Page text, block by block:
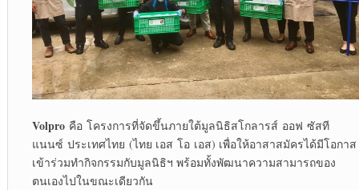
Volproคือ โครงการที่จัดขึ้นภายใต้มูลนิธิสโกลารส์ ออฟ ซัสที
แนนซ์ ประเทศไทย (ไทย เอส โอ เอส) เพื่อให้อาสาสมัครได้มีโอกาส
เข้าร่วมทำกิจกรรมกับมูลนิธิฯ พร้อมทั้งพัฒนาความสามารถของ
ตนเองไปในขณะเดียวกัน ​